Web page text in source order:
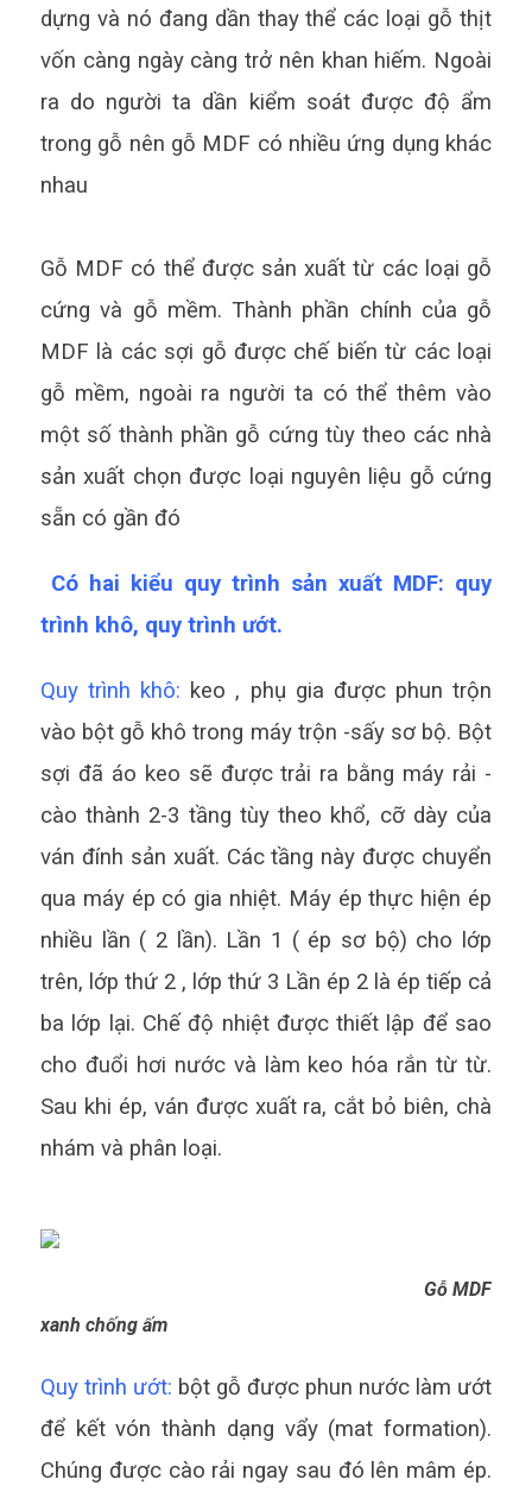
dựng và nó đang dần thay thể các loại gỗ thịt
vốn càng ngày càng trở nên khan hiếm. Ngoài
ra do người ta dần kiểm soát được độ ẩm
trong gỗ nên gỗ MDF có nhiều ứng dụng khác
nhau
Gỗ MDF có thể được sản xuất từ các loại gỗ
cứng và gỗ mềm. Thành phần chính của gỗ
MDF là các sợi gỗ được chế biến từ các loại
gỗ mềm, ngoài ra người ta có thể thêm vào
một số thành phần gỗ cứng tùy theo các nhà
sản xuất chọn được loại nguyên liệu gỗ cứng
sẵn có gần đó
Có hai kiểu quy trình sản xuất MDF: quy
trình khô, quy trình ướt.
Quy trình khô: keo , phụ gia được phun trộn
vào bột gỗ khô trong máy trộn -sấy sơ bộ. Bột
sợi đã áo keo sẽ được trải ra bằng máy rải -
cào thành 2-3 tầng tùy theo khổ, cỡ dày của
ván đính sản xuất. Các tầng này được chuyển
qua máy ép có gia nhiệt. Máy ép thực hiện ép
nhiều lần ( 2 lần). Lần 1 ( ép sơ bộ) cho lớp
trên, lớp thứ 2 , lớp thứ 3 Lần ép 2 là ép tiếp cả
ba lớp lại. Chế độ nhiệt được thiết lập để sao
cho đuổi hơi nước và làm keo hóa rắn từ từ.
Sau khi ép, ván được xuất ra, cắt bỏ biên, chà
nhám và phân loại.
Gỗ MDF
xanh chống ấm
Quy trình ướt: bột gỗ được phun nước làm ướt
để kết vón thành dạng vẩy (mat formation).
Chúng được cào rải ngay sau đó lên mâm ép.